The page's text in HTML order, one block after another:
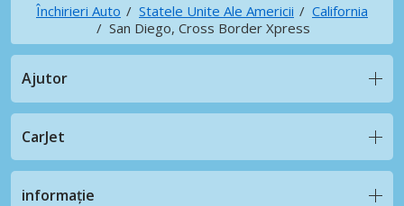
Închirieri Auto Statele Unite Ale Americii
California
San Diego, Cross Border Xpress
Ajutor
CarJet
informație